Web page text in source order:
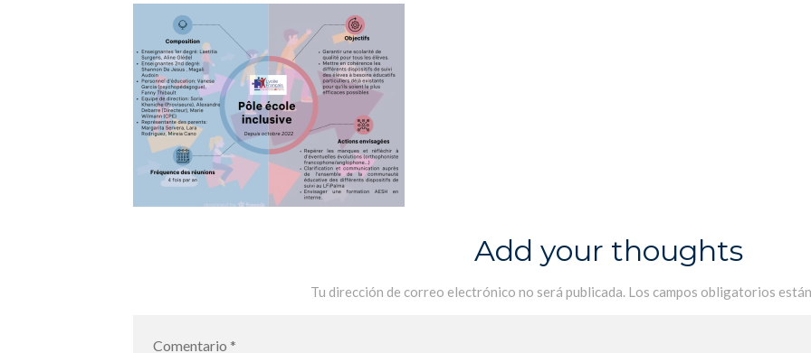
Add your thoughts
Tu dirección de correo electrónico no será publicada. Los campos obligatorios